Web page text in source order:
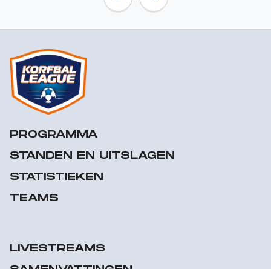
PROGRAMMA
STANDEN EN UITSLAGEN
STATISTIEKEN
TEAMS
LIVESTREAMS